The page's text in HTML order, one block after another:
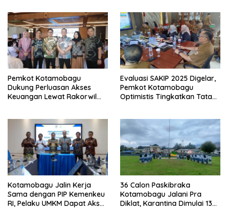
Pemkot Kotamobagu
Dukung Perluasan Akses
Keuangan Lewat Rakorwil
Evaluasi SAKIP 2025 Digelar,
Pemkot Kotamobagu
Optimistis Tingkatkan Tata
Kotamobagu Jalin Kerja
Sama dengan PIP Kemenkeu
RI, Pelaku UMKM Dapat Akses
36 Calon Paskibraka
Kotamobagu Jalani Pra
Diklat, Karantina Dimulai 13